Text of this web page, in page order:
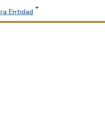
Entidad